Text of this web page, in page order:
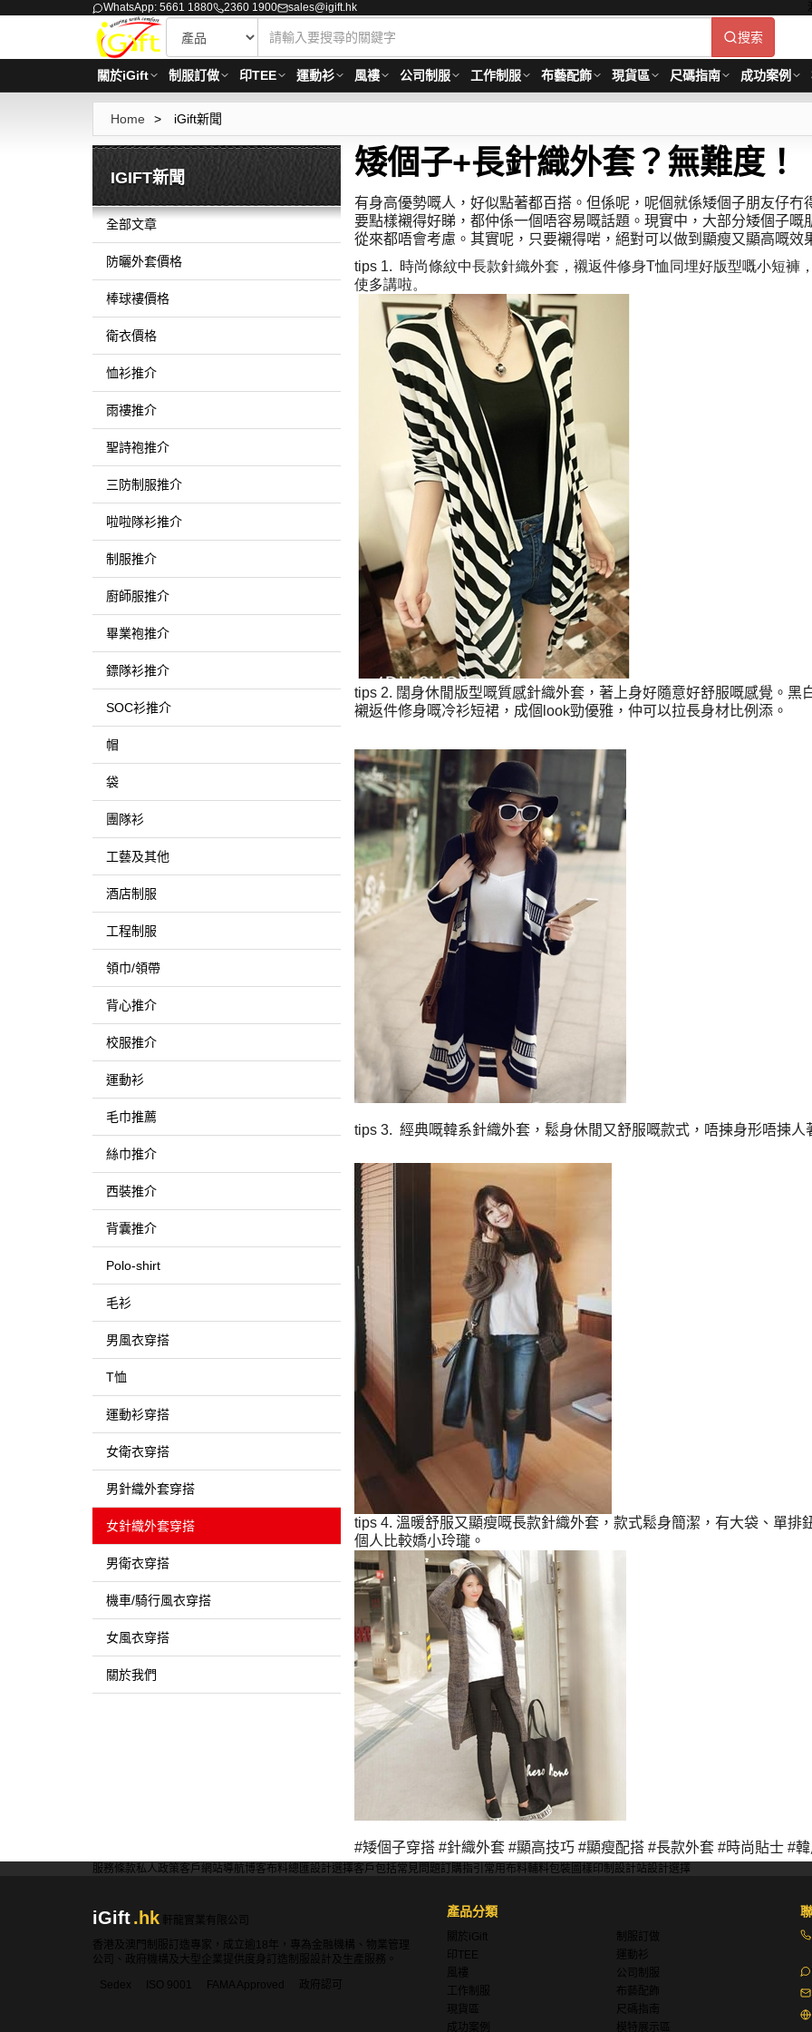
WhatsApp: 5661 1880 2360 1900 sales@igift.hk
搜索
關於iGift 制服訂做 印TEE 運動衫 風褸 公司制服 工作制服 布藝配飾 現貨區 尺碼指南 成功案例
Home > iGift新聞
IGIFT新聞
全部文章
防曬外套價格
棒球褸價格
衛衣價格
恤衫推介
雨褸推介
聖詩袍推介
三防制服推介
啦啦隊衫推介
制服推介
廚師服推介
畢業袍推介
鏢隊衫推介
SOC衫推介
帽
袋
團隊衫
工藝及其他
酒店制服
工程制服
領巾/領帶
背心推介
校服推介
運動衫
毛巾推薦
絲巾推介
西裝推介
背囊推介
Polo-shirt
毛衫
男風衣穿搭
T恤
運動衫穿搭
女衛衣穿搭
男針織外套穿搭
女針織外套穿搭
男衛衣穿搭
機車/騎行風衣穿搭
女風衣穿搭
關於我們
矮個子+長針織外套？無難度！
有身高優勢嘅人，好似點著都百搭。但係呢，呢個就係矮個子朋友仔
要點樣襯得好睇，都仲係一個唔容易嘅話題。現實中，大部分矮個子
從來都唔會考慮。其實呢，只要襯得啱，絕對可以做到顯瘦又顯高嘅
tips 1. 時尚條紋中長款針織外套，襯返件修身T恤同埋好版型嘅小短褲
使多講啦。
tips 2. 闊身休閒版型嘅質感針織外套，著上身好隨意好舒服嘅感覺。
襯返件修身嘅冷衫短裙，成個look勁優雅，仲可以拉長身材比例添。
tips 3. 經典嘅韓系針織外套，鬆身休閒又舒服嘅款式，唔揀身形唔揀人
tips 4. 溫暖舒服又顯瘦嘅長款針織外套，款式鬆身簡潔，有大袋、單
個人比較嬌小玲瓏。
#矮個子穿搭 #針織外套 #顯高技巧 #顯瘦配搭 #長款外套 #時尚貼士 #
服務條款私人政策客戶 網站導航博客布料總匯設計選擇客戶包括常見問題訂購指引 常用布料輔料包裝 圖樣印制 設計站設計選擇
iGift.hk
軒龍實業有限公司
香港及澳門制服訂造專家，成立逾18年，專為金融機構、物業管理
公司、政府機構及大型企業提供度身訂造制服設計及生產服務。
Sedex
ISO 9001 FAMA Approved 政府認可
產品分類
關於iGift
制服訂做
印TEE
運動衫
風褸
公司制服
工作制服
布藝配飾
現貨區
尺碼指南
成功案例
模特展示區